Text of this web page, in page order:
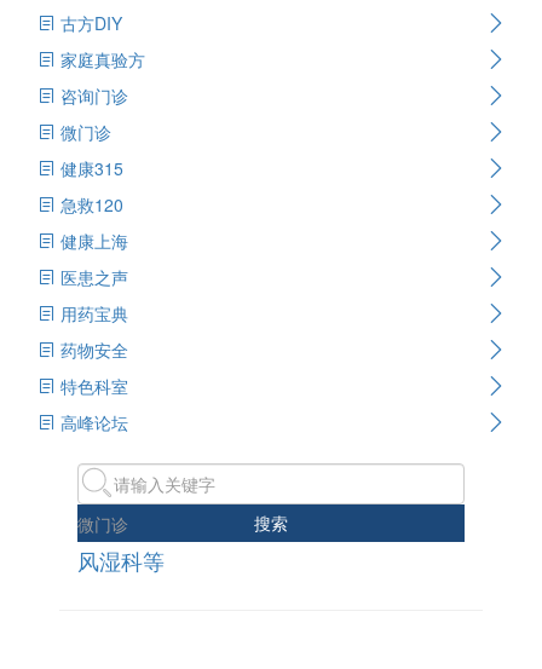
古方DIY
家庭真验方
咨询门诊
微门诊
健康315
急救120
健康上海
医患之声
用药宝典
药物安全
特色科室
高峰论坛
搜索
微门诊
风湿科等